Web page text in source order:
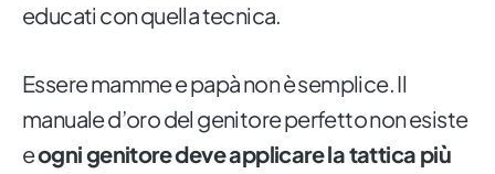
educati con quella tecnica.
Essere mamme e papà non è semplice. Il
manuale d’oro del genitore perfetto non esiste
eogni genitore deve applicare la tattica più